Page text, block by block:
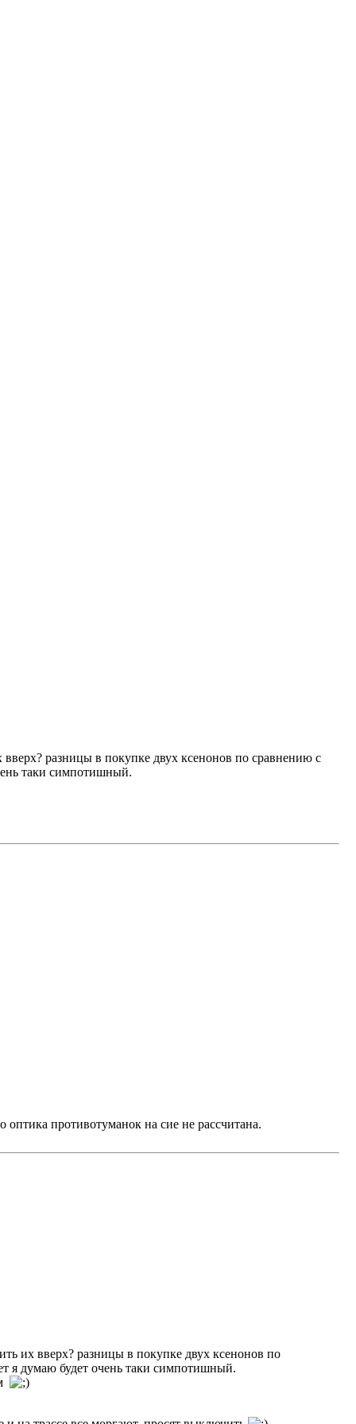
разницы в покупке двух ксенонов по сравнению с
таки симпотишный.
противотуманок на сие не рассчитана.
их вверх? разницы в покупке двух ксенонов по
я думаю будет очень таки симпотишный.